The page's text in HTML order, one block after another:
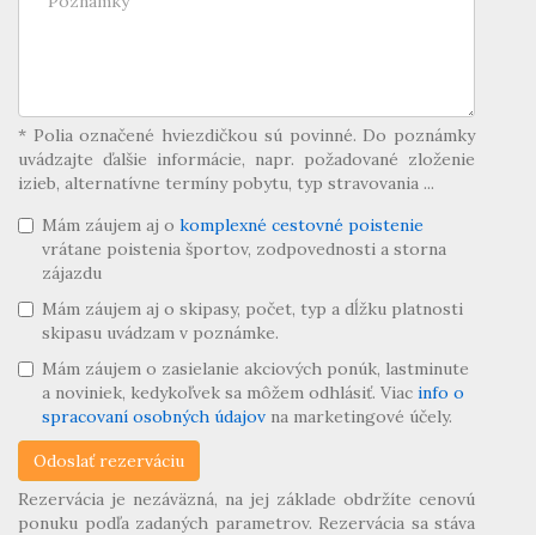
* Polia označené hviezdičkou sú povinné. Do poznámky
uvádzajte ďalšie informácie, napr. požadované zloženie
izieb, alternatívne termíny pobytu, typ stravovania ...
Mám záujem aj o komplexné cestovné poistenie
vrátane poistenia športov, zodpovednosti a storna
zájazdu
Mám záujem aj o skipasy, počet, typ a dĺžku platnosti
skipasu uvádzam v poznámke.
Mám záujem o zasielanie akciových ponúk, lastminute
a noviniek, kedykoľvek sa môžem odhlásiť. Viac info o
spracovaní osobných údajov na marketingové účely.
Rezervácia je nezáväzná, na jej základe obdržíte cenovú
ponuku podľa zadaných parametrov. Rezervácia sa stáva